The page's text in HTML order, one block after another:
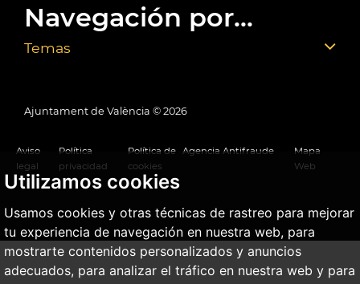
Utilizamos cookies
Usamos cookies y otras técnicas de rastreo para mejorar
tu experiencia de navegación en nuestra web, para
mostrarte contenidos personalizados y anuncios
adecuados, para analizar el tráfico en nuestra web y para
Navegación por...
Temas
Ajuntament de València © 2026
Aviso
legal
Política
privacidad
Política de
cookies
Agencia Antifraude
Mapa
Web